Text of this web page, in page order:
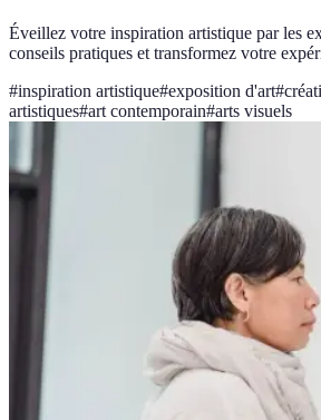
Éveillez votre inspiration artistique par les
conseils pratiques et transformez votre
#inspiration artistique#exposition d'art#
artistiques#art contemporain#arts visuels